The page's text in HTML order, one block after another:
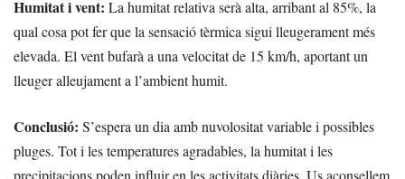
Humitat i vent: La humitat relativa serà alta, arribant al 85%, la
qual cosa pot fer que la sensació tèrmica sigui lleugerament més
elevada. El vent bufarà a una velocitat de 15 km/h, aportant un
lleuger alleujament a l’ambient humit.
Conclusió: S’espera un dia amb nuvolositat variable i possibles
pluges. Tot i les temperatures agradables, la humitat i les